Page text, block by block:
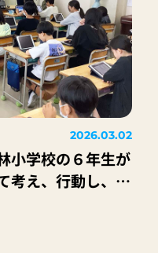
2026.03.02
小学校の６年生が
考え、行動し、学